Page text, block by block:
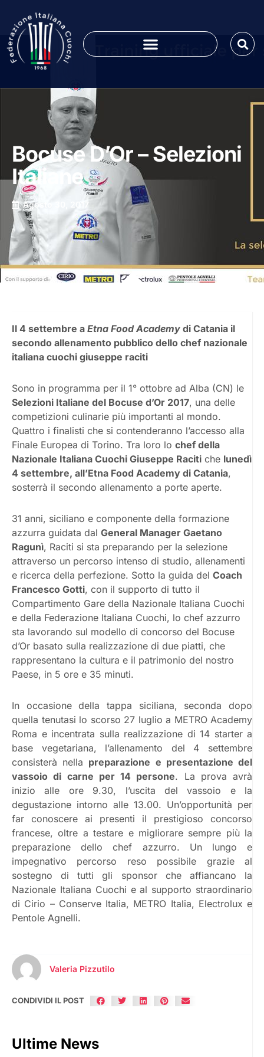
Bocuse D’Or – Selezioni
Italiane
Agosto 30, 2017
Il 4 settembre a Etna Food Academy di Catania il
secondo allenamento pubblico dello chef nazionale
italiana cuochi giuseppe raciti
Sono in programma per il 1° ottobre ad Alba (CN) le
Selezioni Italiane del Bocuse d’Or 2017, una delle
competizioni culinarie più importanti al mondo.
Quattro i finalisti che si contenderanno l’accesso alla
Finale Europea di Torino. Tra loro lo chef della
Nazionale Italiana Cuochi Giuseppe Raciti che lunedì
4 settembre, all’Etna Food Academy di Catania,
sosterrà il secondo allenamento a porte aperte.
31 anni, siciliano e componente della formazione
azzurra guidata dal General Manager Gaetano
Ragunì, Raciti si sta preparando per la selezione
attraverso un percorso intenso di studio, allenamenti
e ricerca della perfezione. Sotto la guida del Coach
Francesco Gotti, con il supporto di tutto il
Compartimento Gare della Nazionale Italiana Cuochi
e della Federazione Italiana Cuochi, lo chef azzurro
sta lavorando sul modello di concorso del Bocuse
d’Or basato sulla realizzazione di due piatti, che
rappresentano la cultura e il patrimonio del nostro
Paese, in 5 ore e 35 minuti.
In occasione della tappa siciliana, seconda dopo
quella tenutasi lo scorso 27 luglio a METRO Academy
Roma e incentrata sulla realizzazione di 14 starter a
base vegetariana, l’allenamento del 4 settembre
consisterà nella preparazione e presentazione del
vassoio di carne per 14 persone. La prova avrà
inizio alle ore 9.30, l’uscita del vassoio e la
degustazione intorno alle 13.00. Un’opportunità per
far conoscere ai presenti il prestigioso concorso
francese, oltre a testare e migliorare sempre più la
preparazione dello chef azzurro. Un lungo e
impegnativo percorso reso possibile grazie al
sostegno di tutti gli sponsor che affiancano la
Nazionale Italiana Cuochi e al supporto straordinario
di Cirio – Conserve Italia, METRO Italia, Electrolux e
Pentole Agnelli.
Valeria Pizzutilo
CONDIVIDI IL POST
Ultime News